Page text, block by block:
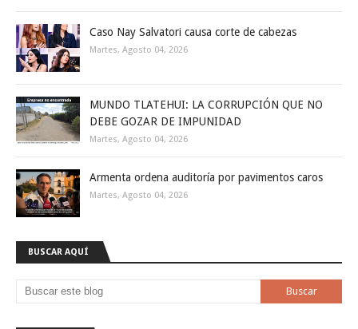
Caso Nay Salvatori causa corte de cabezas
Martes, Agosto 04, 2026
MUNDO TLATEHUI: LA CORRUPCIÓN QUE NO
DEBE GOZAR DE IMPUNIDAD
Martes, Agosto 04, 2026
Armenta ordena auditoría por pavimentos caros
Martes, Agosto 04, 2026
BUSCAR AQUÍ